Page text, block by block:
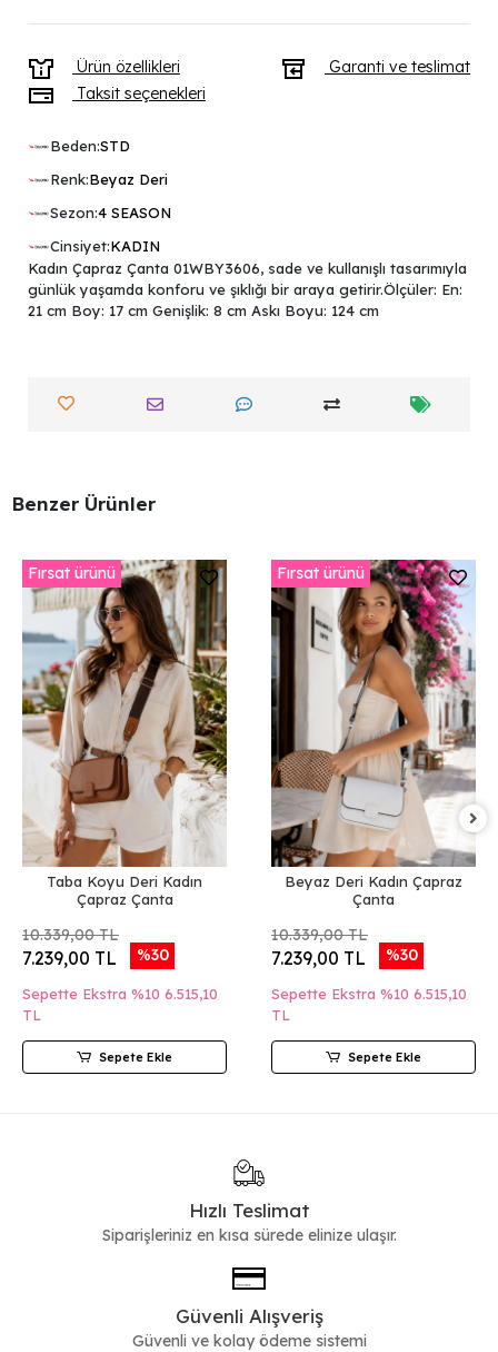
Ürün özellikleri
Garanti ve teslimat
Taksit seçenekleri
Beden:STD
Renk:Beyaz Deri
Sezon:4 SEASON
Cinsiyet:KADIN
Kadın Çapraz Çanta 01WBY3606, sade ve kullanışlı tasarımıyla
günlük yaşamda konforu ve şıklığı bir araya getirir.Ölçüler: En:
21 cm Boy: 17 cm Genişlik: 8 cm Askı Boyu: 124 cm
Benzer Ürünler
Fırsat ürünü
Taba Koyu Deri Kadın
Çapraz Çanta
10.339,00 TL
7.239,00 TL %30
Sepette Ekstra %10 6.515,10
TL
Sepete Ekle
Fırsat ürünü
Beyaz Deri Kadın Çapraz
Çanta
10.339,00 TL
7.239,00 TL %30
Sepette Ekstra %10 6.515,10
TL
Sepete Ekle
Hızlı Teslimat
Siparişleriniz en kısa sürede elinize ulaşır.
Güvenli Alışveriş
Güvenli ve kolay ödeme sistemi